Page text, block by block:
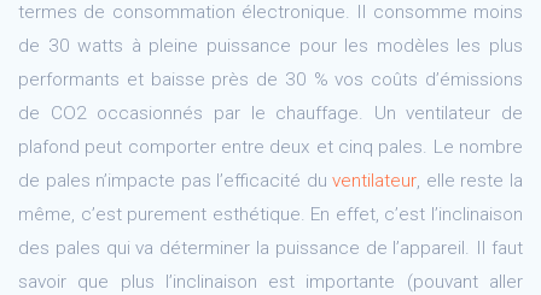
termes de consommation électronique. Il consomme moins
de 30 watts à pleine puissance pour les modèles les plus
performants et baisse près de 30 % vos coûts d’émissions
de CO2 occasionnés par le chauffage. Un ventilateur de
plafond peut comporter entre deux et cinq pales. Le nombre
de pales n’impacte pas l’efficacité duventilateur, elle reste la
même, c’est purement esthétique. En effet, c’est l’inclinaison
des pales qui va déterminer la puissance de l’appareil. Il faut
savoir que plus l’inclinaison est importante (pouvant aller